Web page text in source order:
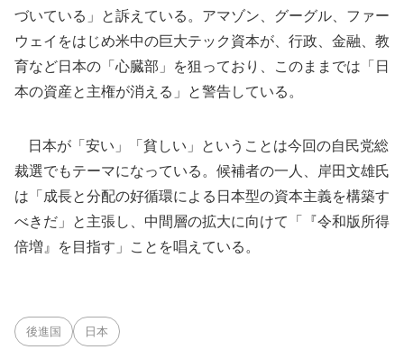
づいている」と訴えている。アマゾン、グーグル、ファー
ウェイをはじめ米中の巨大テック資本が、行政、金融、教
育など日本の「心臓部」を狙っており、このままでは「日
本の資産と主権が消える」と警告している。
日本が「安い」「貧しい」ということは今回の自民党総
裁選でもテーマになっている。候補者の一人、岸田文雄氏
は「成長と分配の好循環による日本型の資本主義を構築す
べきだ」と主張し、中間層の拡大に向けて「『令和版所得
倍増』を目指す」ことを唱えている。
後進国 日本